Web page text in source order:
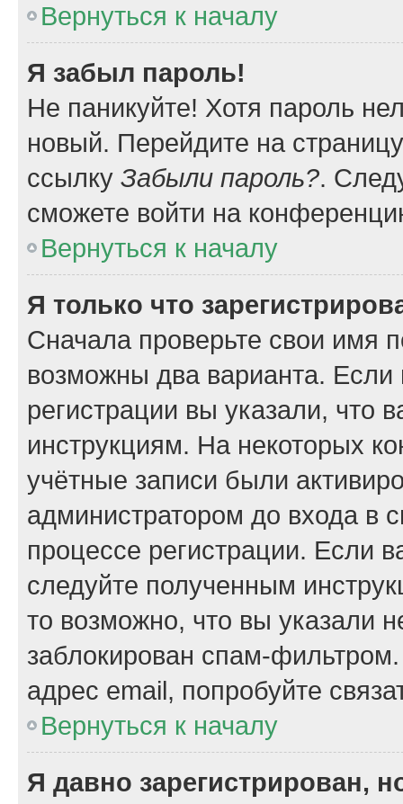
Вернуться к началу
Я забыл пароль!
Не паникуйте! Хотя пароль
новый. Перейдите на
ссылку Забыли пароль?.
сможете войти на
Вернуться к началу
Я только что
Сначала проверьте свои имя
возможны два варианта.
регистрации вы указали, что
инструкциям. На некоторых
учётные записи были
администратором до входа в
процессе регистрации. Если
следуйте полученным
то возможно, что вы указали
заблокирован спам-
адрес email, попробуйте
Вернуться к началу
Я давно зарегистрирован,